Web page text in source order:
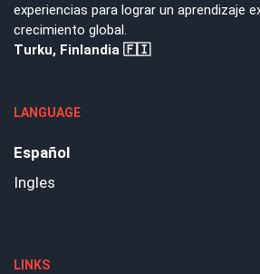
experiencias para lograr un aprendizaje
crecimiento global.
Turku, Finlandia 🇫🇮
LANGUAGE
Español
Ingles
LINKS